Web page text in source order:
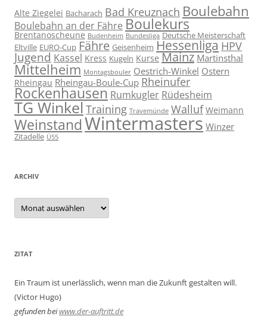
Alte Ziegelei Bacharach Bad Kreuznach Boulebahn
Boulebahn an der Fähre Boulekurs
Brentanoscheune Budenheim Bundesliga Deutsche Meisterschaft
Eltville EURO-Cup Fähre Geisenheim Hessenliga HPV
Jugend Kassel Kress Kugeln Kurse Mainz Martinsthal
Mittelheim Montagsbouler Oestrich-Winkel Ostern
Rheingau Rheingau-Boule-Cup Rheinufer
Rockenhausen Rumkugler Rüdesheim
TG WinkelTraining Travemünde Walluf Weimann
WeinstandWintermasters Winzer
Zitadelle Ü55
ARCHIV
Archiv
ZITAT
Ein Traum ist unerlässlich, wenn man die Zukunft gestalten will.
(Victor Hugo)
gefunden beiwww.der-auftritt.de